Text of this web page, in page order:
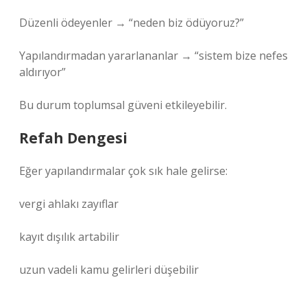
Düzenli ödeyenler → “neden biz ödüyoruz?”
Yapılandırmadan yararlananlar → “sistem bize nefes
aldırıyor”
Bu durum toplumsal güveni etkileyebilir.
Refah Dengesi
Eğer yapılandırmalar çok sık hale gelirse:
vergi ahlakı zayıflar
kayıt dışılık artabilir
uzun vadeli kamu gelirleri düşebilir